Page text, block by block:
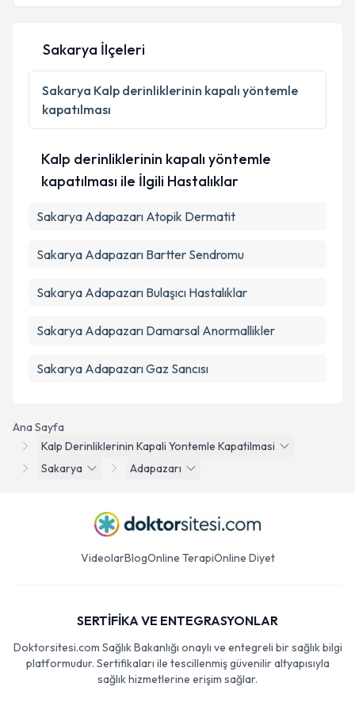
Kişisel verilerimin işlenmesine ilişkinAydınlatma
Metni
'ni okudum ve kişisel verilerimin belirtilen
kapsamda işlenmesini kabul ediyorum.
Ana Sayfa
Kalp Derinliklerinin Kapali Yontemle Kapatilmasi
Sakarya
Adapazarı
Sakarya İlçeleri
Sakarya Kalp derinliklerinin kapalı yöntemle
kapatılması
Kalp derinliklerinin kapalı yöntemle
kapatılması ile İlgili Hastalıklar
Sakarya Adapazarı Atopik Dermatit
Sakarya Adapazarı Bartter Sendromu
Sakarya Adapazarı Bulaşıcı Hastalıklar
Sakarya Adapazarı Damarsal Anormallikler
Sakarya Adapazarı Gaz Sancısı
VideolarBlogOnline TerapiOnline Diyet
SERTİFİKA VE ENTEGRASYONLAR
Doktorsitesi.com Sağlık Bakanlığı onaylı ve entegreli bir sağlık bilgi
platformudur. Sertifikaları ile tescillenmiş güvenilir altyapısıyla
sağlık hizmetlerine erişim sağlar.